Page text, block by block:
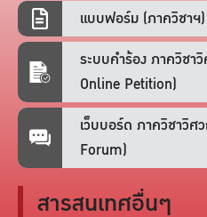
แบบฟอร์ม (ภาควิชาฯ)
ระบบคำร้อง ภาควิชา
Online Petition)
เว็บบอร์ด ภาควิชาวิ
Forum)
สารสนเทศอื่นๆ